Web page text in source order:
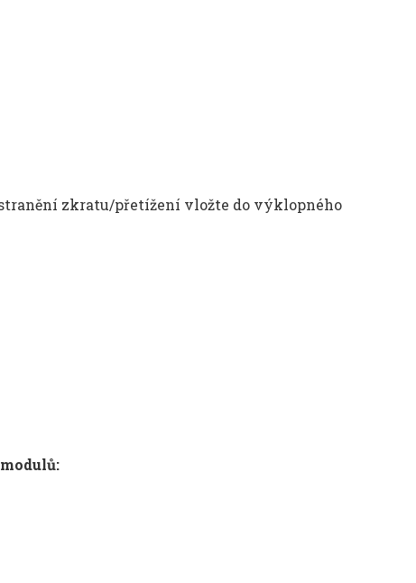
zkratu/přetížení vložte do výklopného